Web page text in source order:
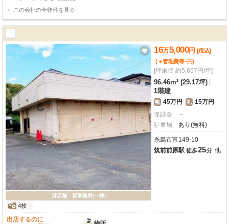
この会社の全物件を見る
貸店舗・貸事務所(一棟)
4枚
16万5,000円 [税込]
(＋管理費等-円)
[坪単価 約5,657円/坪]
96.46m² (29.17坪)
1階建
敷 45万円 礼 15万円
保証金
－
駐車場
あり(無料)
糸島市富149-10
筑前前原駅 徒歩25分 他
出店するのに